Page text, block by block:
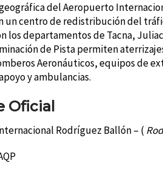
del Aeropuerto
un centro de redistribución del
los departamentos de Tacna,
de Pista permiten
Aeronáuticos, equipos de
y ambulancias.
Oficial
Rodríguez Ballón – (